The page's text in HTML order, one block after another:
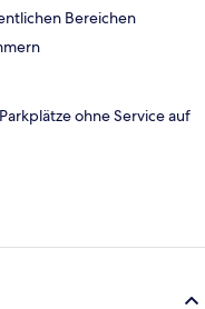
Bereichen
ohne Service auf